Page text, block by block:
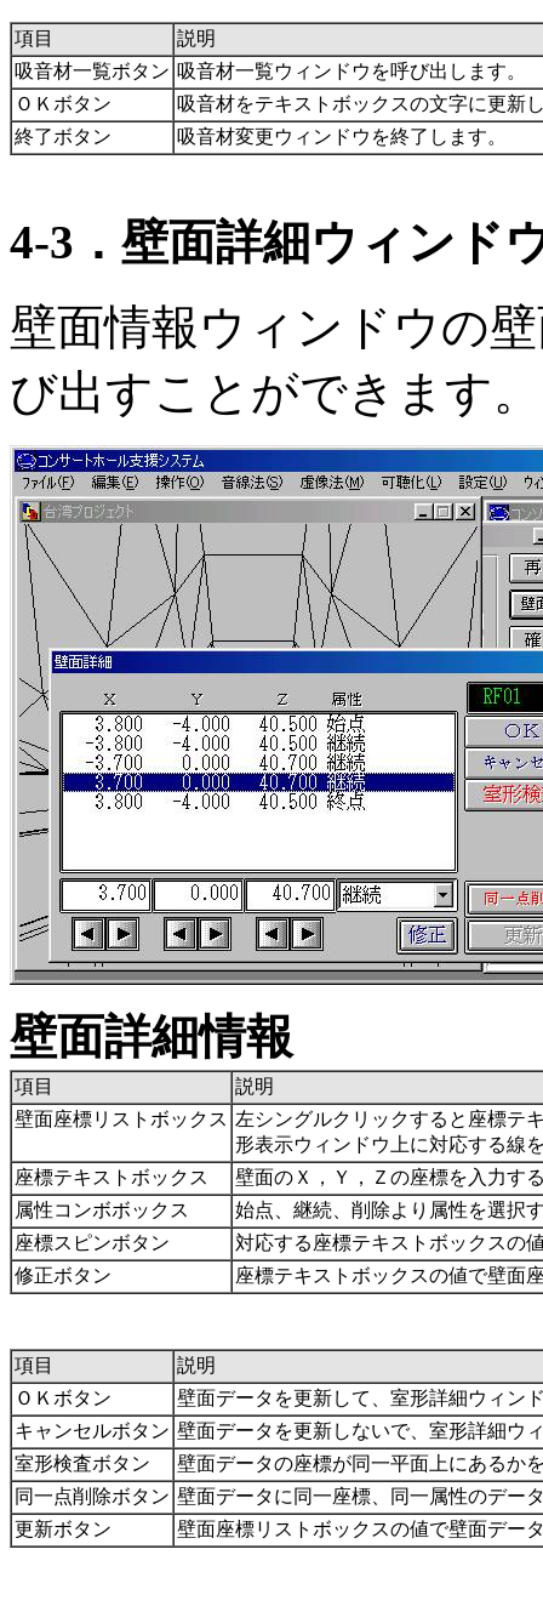
項目
説明
吸音材一覧ボタン 吸音材一覧ウィンドウを呼び出します。
ＯＫボタン
吸音材をテキストボックスの文字に更新
終了ボタン
吸音材変更ウィンドウを終了します。
4-3．壁面詳細ウィンド
壁面情報ウィンドウの
び出すことができます。
壁面詳細情報
項目
説明
壁面座標リストボックス 左シングルクリックすると座標テ
形表示ウィンドウ上に対応する線
座標テキストボックス
壁面のＸ，Ｙ，Ｚの座標を入力す
属性コンボボックス
始点、継続、削除より属性を選択
座標スピンボタン
対応する座標テキストボックスの
修正ボタン
座標テキストボックスの値で壁面
項目
説明
ＯＫボタン
壁面データを更新して、室形詳細ウィン
キャンセルボタン 壁面データを更新しないで、室形詳細ウ
室形検査ボタン
壁面データの座標が同一平面上にあるか
同一点削除ボタン 壁面データに同一座標、同一属性のデー
更新ボタン
壁面座標リストボックスの値で壁面デー